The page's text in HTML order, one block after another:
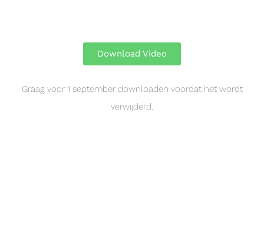
Download Video
Graag voor 1 september downloaden voordat het wordt
verwijderd.